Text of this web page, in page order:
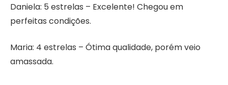
Daniela: 5 estrelas – Excelente! Chegou em
perfeitas condições.
Maria: 4 estrelas – Ótima qualidade, porém veio
amassada.